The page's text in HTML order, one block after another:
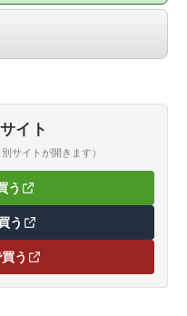
使い終わった後は、大切
小物入れに。自分だけの
りです。大切な小物をし
重量：57ｇ内容：メ
）素材：紙※一部表面PP貼
イト
サイトが開きます）
うしいタブで開きます）
うしいタブで開きます）
う
しいタブで開きます）